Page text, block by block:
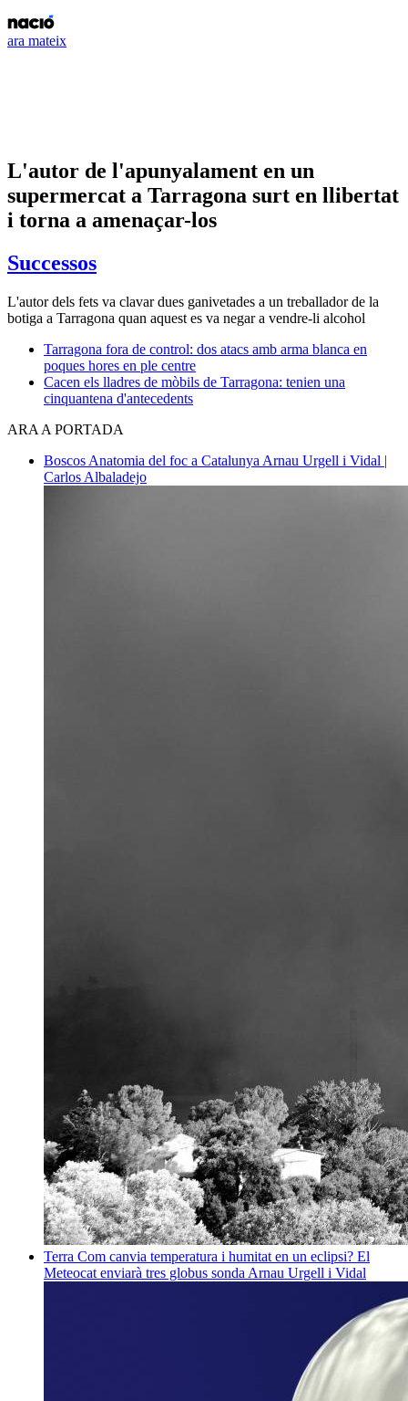
ara mateix
L'autor de l'apunyalament en un
supermercat a Tarragona surt en llibertat
i torna a amenaçar-los
Successos
L'autor dels fets va clavar dues ganivetades a un treballador de la
botiga a Tarragona quan aquest es va negar a vendre-li alcohol
Tarragona fora de control: dos atacs amb arma blanca en
poques hores en ple centre
Cacen els lladres de mòbils de Tarragona: tenien una
cinquantena d'antecedents
ARA A PORTADA
Boscos Anatomia del foc a Catalunya Arnau Urgell i Vidal |
Carlos Albaladejo
Terra Com canvia temperatura i humitat en un eclipsi? El
Meteocat enviarà tres globus sonda Arnau Urgell i Vidal